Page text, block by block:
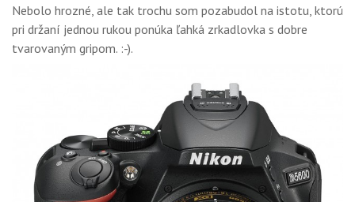
Nebolo hrozné, ale tak trochu som pozabudol na istotu, ktorú
pri držaní jednou rukou ponúka ľahká zrkadlovka s dobre
tvarovaným gripom. :-).